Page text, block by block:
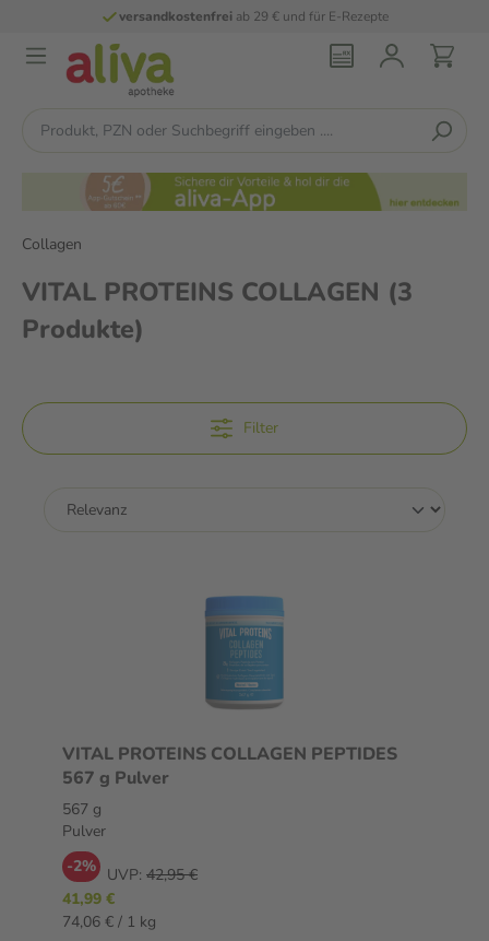
versandkostenfreiab 29 € und für E-Rezepte
Collagen
VITAL PROTEINS COLLAGEN (3
Produkte)
Filter
VITAL PROTEINS COLLAGEN PEPTIDES
567 g Pulver
567 g
Pulver
-2% UVP: 42,95 €
41,99 €
74,06 € / 1 kg